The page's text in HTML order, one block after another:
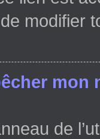
modifier
mon
de